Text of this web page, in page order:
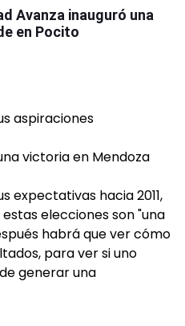
Avanza inauguró una
en Pocito
aspiraciones
victoria en Mendoza
expectativas hacia 2011,
elecciones son "una
habrá que ver cómo
para ver si uno
generar una